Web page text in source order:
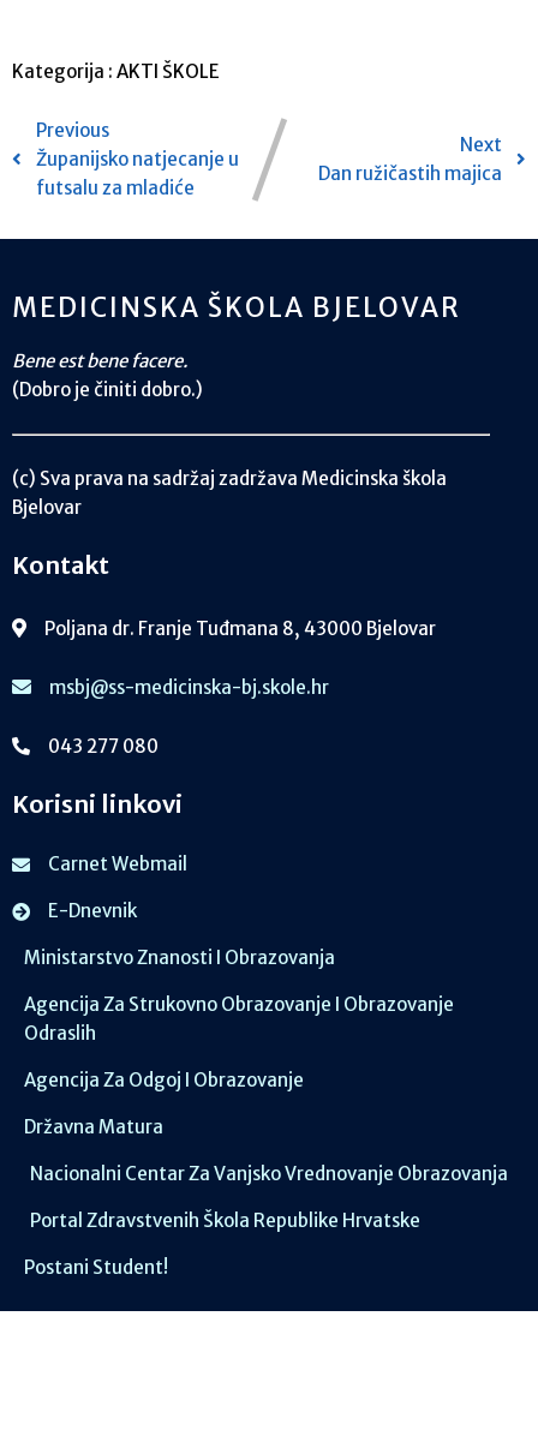
Kategorija : AKTI ŠKOLE
Previous
Županijsko natjecanje u
futsalu za mladiće
Next
Dan ružičastih majica
MEDICINSKA ŠKOLA BJELOVAR
Bene est bene facere.
(Dobro je činiti dobro.)
(c) Sva prava na sadržaj zadržava Medicinska škola
Bjelovar
Kontakt
Poljana dr. Franje Tuđmana 8, 43000 Bjelovar
msbj@ss-medicinska-bj.skole.hr
043 277 080
Korisni linkovi
Carnet Webmail
E-Dnevnik
Ministarstvo Znanosti I Obrazovanja
Agencija Za Strukovno Obrazovanje I Obrazovanje
Odraslih
Agencija Za Odgoj I Obrazovanje
Državna Matura
Nacionalni Centar Za Vanjsko Vrednovanje Obrazovanja
Portal Zdravstvenih Škola Republike Hrvatske
Postani Student!